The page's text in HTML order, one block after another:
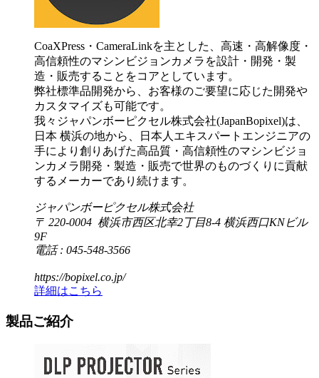
CoaXPress・CameraLinkを主とした、高速・高解像度・
高信頼性のマシンビジョンカメラを設計・開発・製
造・販売することをコアとしています。
弊社標準品開発から、お客様のご要望に応じた開発や
カスタマイズも可能です。
我々ジャパンボーピクセル株式会社(JapanBopixel)は、
日本 横浜の地から、日本人エキスパートエンジニアの
手により創りあげた高品質・高信頼性のマシンビジョ
ンカメラ開発・製造・販売で世界のものづくりに貢献
するメーカーであり続けます。
ジャパンボーピクセル株式会社
〒 220-0004 横浜市西区北幸2丁目8-4 横浜西口KNビル
9F
電話 : 045-548-3566
https://bopixel.co.jp/
詳細はこちら
製品ご紹介